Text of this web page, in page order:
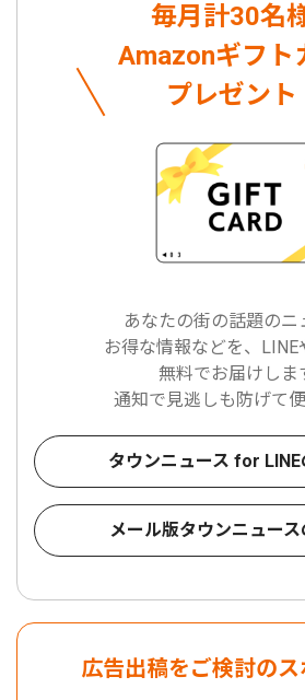
毎月計30名
Amazonギフト
プレゼント
あなたの街の話題のニ
お得な情報などを、LINE
無料でお届けしま
通知で見逃しも防げて
タウンニュース for
メール版タウンニュー
広告出稿をご検討の